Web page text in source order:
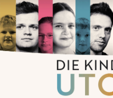
Die
Kinder
der